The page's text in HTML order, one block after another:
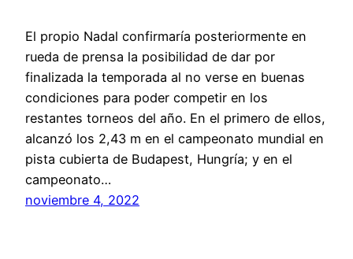
El propio Nadal confirmaría posteriormente en
rueda de prensa la posibilidad de dar por
finalizada la temporada al no verse en buenas
condiciones para poder competir en los
restantes torneos del año. En el primero de ellos,
alcanzó los 2,43 m en el campeonato mundial en
pista cubierta de Budapest, Hungría; y en el
campeonato…
noviembre 4, 2022